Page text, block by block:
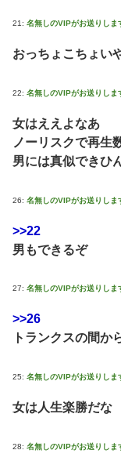
21: 名無しのVIPがお送りしま
おっちょこちょい
22: 名無しのVIPがお送りしま
女はええよなあ
ノーリスクで再生
男には真似できひ
26: 名無しのVIPがお送りしま
>>22
男もできるぞ
27: 名無しのVIPがお送りしま
>>26
トランクスの間か
25: 名無しのVIPがお送りしま
女は人生楽勝だな
28: 名無しのVIPがお送りしま